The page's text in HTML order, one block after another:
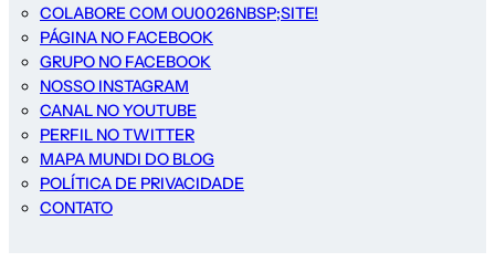
COLABORE COM OU0026NBSP;SITE!
PÁGINA NO FACEBOOK
GRUPO NO FACEBOOK
NOSSO INSTAGRAM
CANAL NO YOUTUBE
PERFIL NO TWITTER
MAPA MUNDI DO BLOG
POLÍTICA DE PRIVACIDADE
CONTATO